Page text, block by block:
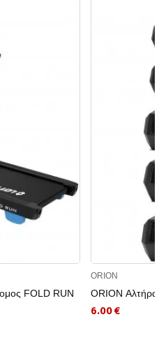
FOLD RUN
ORION
ORION Αλτήρας
6.00 €